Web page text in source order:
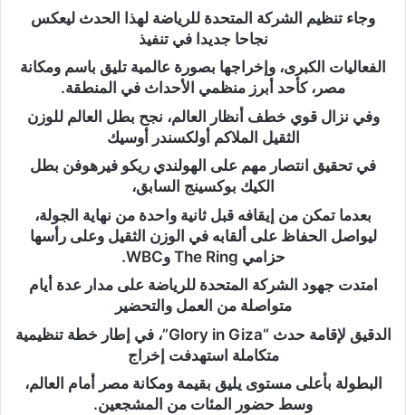
وجاء تنظيم الشركة المتحدة للرياضة لهذا الحدث ليعكس
نجاحا جديدا في تنفيذ
الفعاليات الكبرى، وإخراجها بصورة عالمية تليق باسم ومكانة
مصر، كأحد أبرز منظمي الأحداث في المنطقة.
وفي نزال قوي خطف أنظار العالم، نجح بطل العالم للوزن
الثقيل الملاكم أولكسندر أوسيك
في تحقيق انتصار مهم على الهولندي ريكو فيرهوفن بطل
الكيك بوكسينج السابق،
بعدما تمكن من إيقافه قبل ثانية واحدة من نهاية الجولة،
ليواصل الحفاظ على ألقابه في الوزن الثقيل وعلى رأسها
حزامي The Ring وWBC.
امتدت جهود الشركة المتحدة للرياضة على مدار عدة أيام
متواصلة من العمل والتحضير
الدقيق لإقامة حدث “Glory in Giza”، في إطار خطة تنظيمية
متكاملة استهدفت إخراج
البطولة بأعلى مستوى يليق بقيمة ومكانة مصر أمام العالم،
وسط حضور المئات من المشجعين.